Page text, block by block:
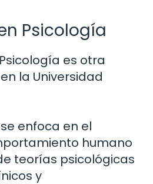
Psicología
es otra
la Universidad
enfoca en el
humano
teorías psicológicas
y